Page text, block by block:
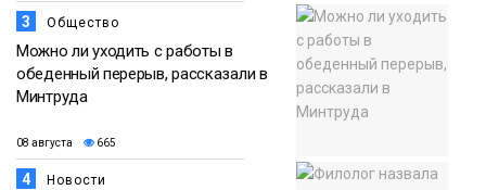
3 Общество
Можно ли уходить с работы в
обеденный перерыв, рассказали в
Минтруда
08 августа 665
4 Новости